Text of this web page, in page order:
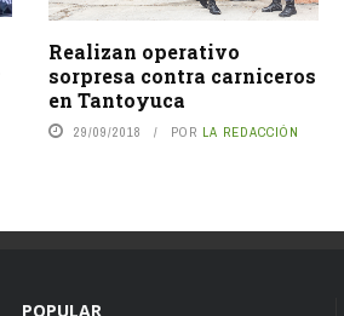
Realizan operativo
sorpresa contra carniceros
en Tantoyuca
29/09/2018 POR LA REDACCIÓN
POPULAR